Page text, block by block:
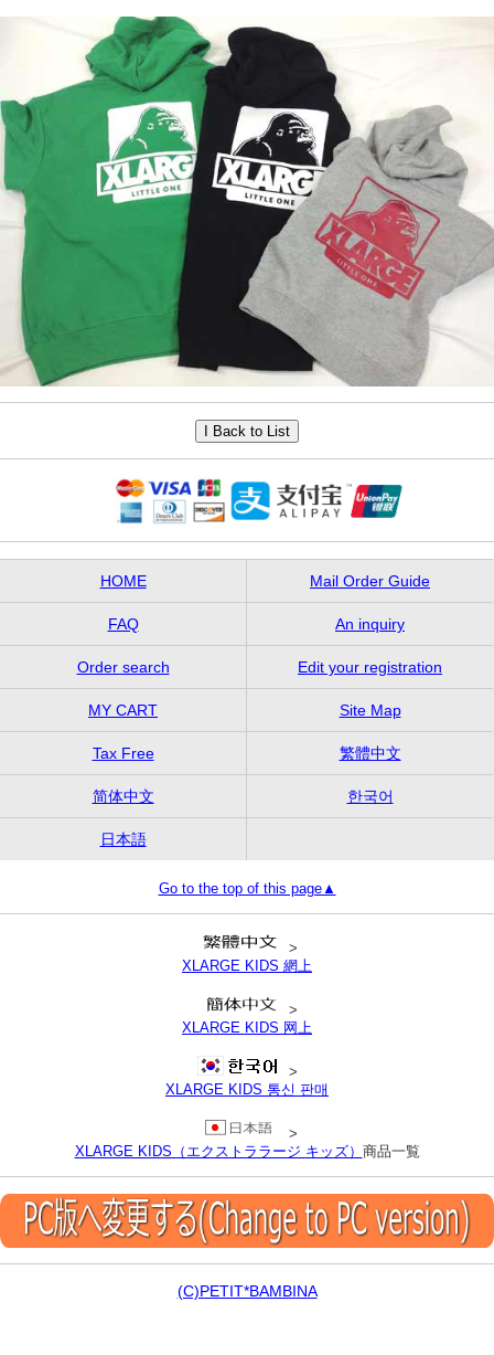
HOME Mail Order Guide
FAQ An inquiry
Order search Edit your registration
MY CART Site Map
Tax Free 繁體中文
简体中文 한국어
日本語
Go to the top of this page▲
>
XLARGE KIDS 網上
>
XLARGE KIDS 网上
>
XLARGE KIDS 통신 판매
>
XLARGE KIDS（エクストララージ キッズ） 商品一覧
(C)PETIT*BAMBINA